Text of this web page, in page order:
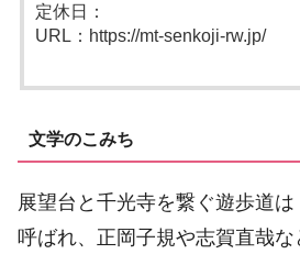
定休日：
URL：https://mt-senkoji-rw.jp/
文学のこみち
展望台と千光寺を繋ぐ遊歩道は
呼ばれ、正岡子規や志賀直哉